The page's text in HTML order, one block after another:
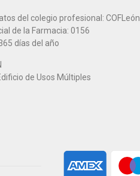
del colegio profesional: COFLeón
de la Farmacia: 0156
días del año
de Usos Múltiples